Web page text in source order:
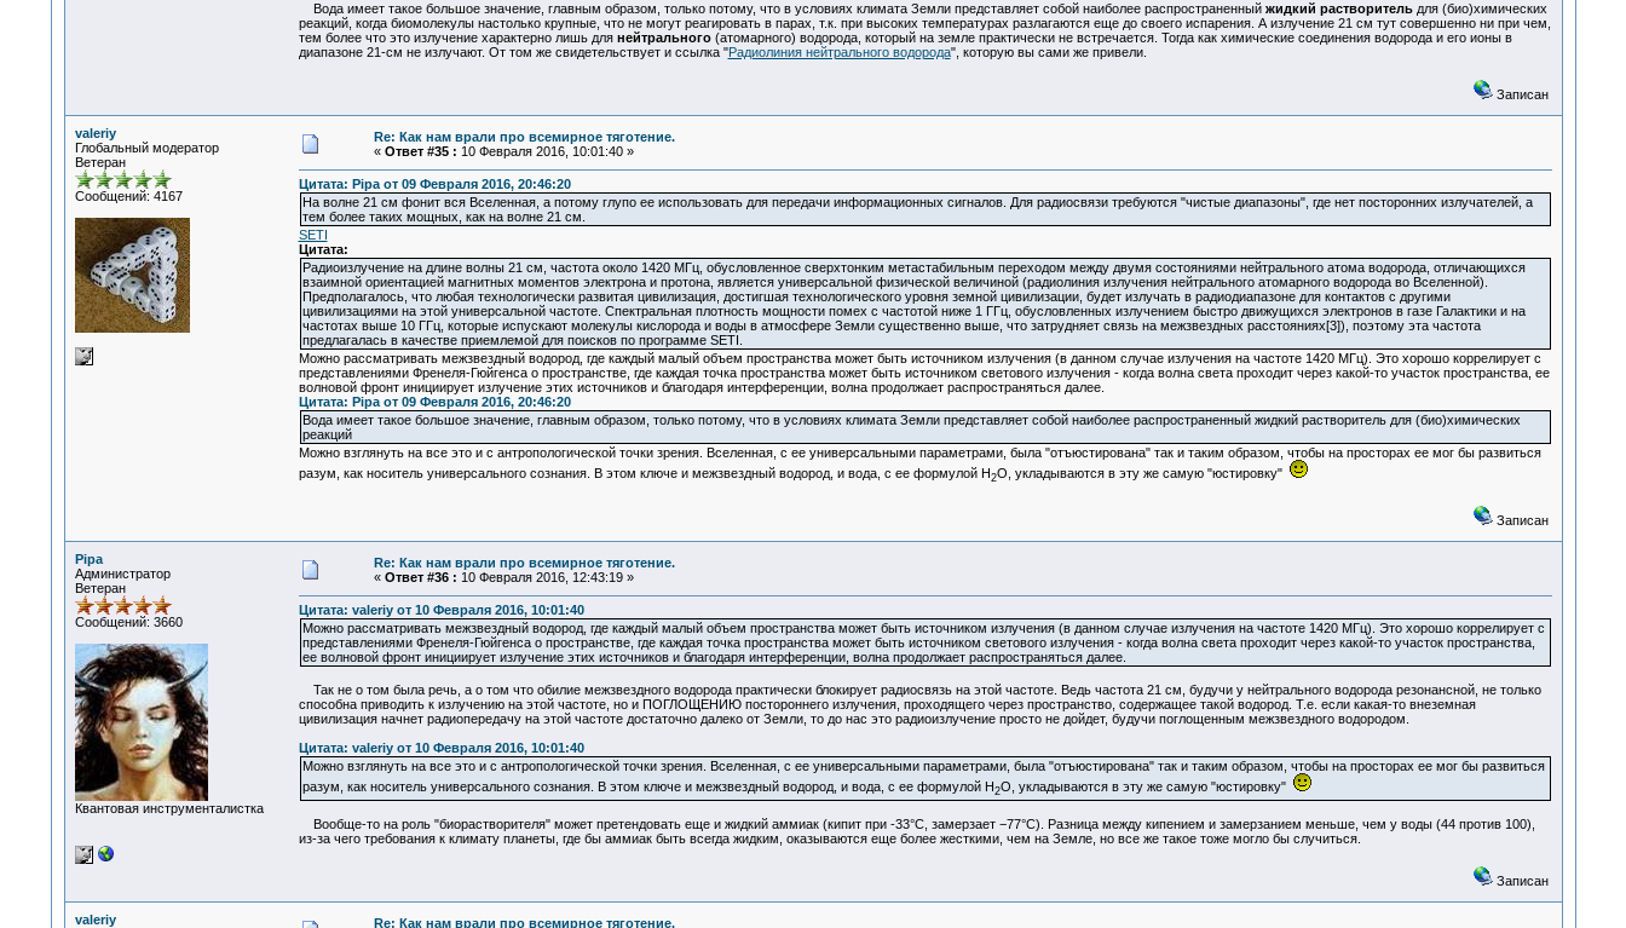
Вода имеет такое большое значение, главным образом, только потому, что в условиях климата Земли представляет собой наиболее распространенный жидкий растворительдля (био)химических
реакций, когда биомолекулы настолько крупные, что не могут реагировать в парах, т.к. при высоких температурах разлагаются еще до своего испарения. А излучение 21 см тут совершенно ни при чем,
тем более что это излучение характерно лишь для нейтрального(атомарного) водорода, который на земле практически не встречается. Тогда как химические соединения водорода и его ионы в
диапазоне 21-см не излучают. От том же свидетельствует и ссылка "Радиолиния нейтрального водорода", которую вы сами же привели.
Записан
valeriy
Глобальный модератор
Ветеран
Сообщений: 4167
Re: Как нам врали про всемирное тяготение.
« Ответ #35 : 10 Февраля 2016, 10:01:40 »
Цитата: Pipa от 09 Февраля 2016, 20:46:20
На волне 21 см фонит вся Вселенная, а потому глупо ее использовать для передачи информационных сигналов. Для радиосвязи требуются "чистые диапазоны", где нет посторонних излучателей, а
тем более таких мощных, как на волне 21 см.
SETI
Цитата:
Радиоизлучение на длине волны 21 см, частота около 1420 МГц, обусловленное сверхтонким метастабильным переходом между двумя состояниями нейтрального атома водорода, отличающихся
взаимной ориентацией магнитных моментов электрона и протона, является универсальной физической величиной (радиолиния излучения нейтрального атомарного водорода во Вселенной).
Предполагалось, что любая технологически развитая цивилизация, достигшая технологического уровня земной цивилизации, будет излучать в радиодиапазоне для контактов с другими
цивилизациями на этой универсальной частоте. Спектральная плотность мощности помех с частотой ниже 1 ГГц, обусловленных излучением быстро движущихся электронов в газе Галактики и на
частотах выше 10 ГГц, которые испускают молекулы кислорода и воды в атмосфере Земли существенно выше, что затрудняет связь на межзвездных расстояниях[3]), поэтому эта частота
предлагалась в качестве приемлемой для поисков по программе SETI.
Можно рассматривать межзвездный водород, где каждый малый объем пространства может быть источником излучения (в данном случае излучения на частоте 1420 МГц). Это хорошо коррелирует с
представлениями Френеля-Гюйгенса о пространстве, где каждая точка пространства может быть источником светового излучения - когда волна света проходит через какой-то участок пространства, ее
волновой фронт инициирует излучение этих источников и благодаря интерференции, волна продолжает распространяться далее.
Цитата: Pipa от 09 Февраля 2016, 20:46:20
Вода имеет такое большое значение, главным образом, только потому, что в условиях климата Земли представляет собой наиболее распространенный жидкий растворитель для (био)химических
реакций
Можно взглянуть на все это и с антропологической точки зрения. Вселенная, с ее универсальными параметрами, была "отъюстирована" так и таким образом, чтобы на просторах ее мог бы развиться
разум, как носитель универсального сознания. В этом ключе и межзвездный водород, и вода, с ее формулой Н2O, укладываются в эту же самую "юстировку"
Записан
Pipa
Администратор
Ветеран
Сообщений: 3660
Квантовая инструменталистка
Re: Как нам врали про всемирное тяготение.
« Ответ #36 : 10 Февраля 2016, 12:43:19 »
Цитата: valeriy от 10 Февраля 2016, 10:01:40
Можно рассматривать межзвездный водород, где каждый малый объем пространства может быть источником излучения (в данном случае излучения на частоте 1420 МГц). Это хорошо коррелирует с
представлениями Френеля-Гюйгенса о пространстве, где каждая точка пространства может быть источником светового излучения - когда волна света проходит через какой-то участок пространства,
ее волновой фронт инициирует излучение этих источников и благодаря интерференции, волна продолжает распространяться далее.
Так не о том была речь, а о том что обилие межзвездного водорода практически блокирует радиосвязь на этой частоте. Ведь частота 21 см, будучи у нейтрального водорода резонансной, не только
способна приводить к излучению на этой частоте, но и ПОГЛОЩЕНИЮ постороннего излучения, проходящего через пространство, содержащее такой водород. Т.е. если какая-то внеземная
цивилизация начнет радиопередачу на этой частоте достаточно далеко от Земли, то до нас это радиоизлучение просто не дойдет, будучи поглощенным межзвездного водородом.
Цитата: valeriy от 10 Февраля 2016, 10:01:40
Можно взглянуть на все это и с антропологической точки зрения. Вселенная, с ее универсальными параметрами, была "отъюстирована" так и таким образом, чтобы на просторах ее мог бы развиться
разум, как носитель универсального сознания. В этом ключе и межзвездный водород, и вода, с ее формулой Н2O, укладываются в эту же самую "юстировку"
Вообще-то на роль "биорастворителя" может претендовать еще и жидкий аммиак (кипит при -33°C, замерзает −77°C). Разница между кипением и замерзанием меньше, чем у воды (44 против 100),
из-за чего требования к климату планеты, где бы аммиак быть всегда жидким, оказываются еще более жесткими, чем на Земле, но все же такое тоже могло бы случиться.
Записан
valeriy
Re: Как нам врали про всемирное тяготение.